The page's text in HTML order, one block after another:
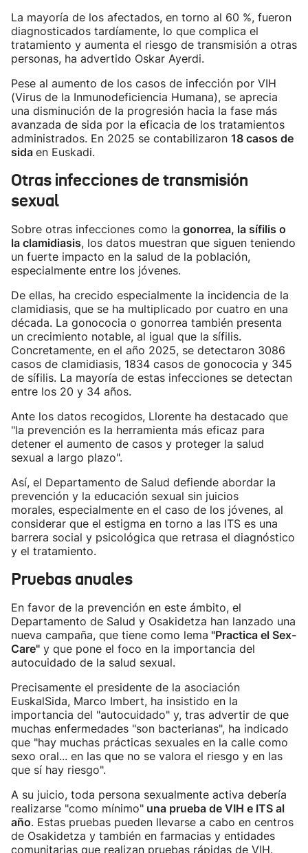
La mayoría de los afectados, en torno al 60 %, fueron
diagnosticados tardíamente, lo que complica el
tratamiento y aumenta el riesgo de transmisión a otras
personas, ha advertido Oskar Ayerdi.
Pese al aumento de los casos de infección por VIH
(Virus de la Inmunodeficiencia Humana), se aprecia
una disminución de la progresión hacia la fase más
avanzada de sida por la eficacia de los tratamientos
administrados. En 2025 se contabilizaron 18 casos de
sida en Euskadi.
Otras infecciones de transmisión
sexual
Sobre otras infecciones como la gonorrea, la sífilis o
la clamidiasis, los datos muestran que siguen teniendo
un fuerte impacto en la salud de la población,
especialmente entre los jóvenes.
De ellas, ha crecido especialmente la incidencia de la
clamidiasis, que se ha multiplicado por cuatro en una
década. La gonococia o gonorrea también presenta
un crecimiento notable, al igual que la sífilis.
Concretamente, en el año 2025, se detectaron 3086
casos de clamidiasis, 1834 casos de gonococia y 345
de sífilis. La mayoría de estas infecciones se detectan
entre los 20 y 34 años.
Ante los datos recogidos, Llorente ha destacado que
"la prevención es la herramienta más eficaz para
detener el aumento de casos y proteger la salud
sexual a largo plazo".
Así, el Departamento de Salud defiende abordar la
prevención y la educación sexual sin juicios
morales, especialmente en el caso de los jóvenes, al
considerar que el estigma en torno a las ITS es una
barrera social y psicológica que retrasa el diagnóstico
y el tratamiento.
Pruebas anuales
En favor de la prevención en este ámbito, el
Departamento de Salud y Osakidetza han lanzado una
nueva campaña, que tiene como lema "Practica el Sex-
Care" y que pone el foco en la importancia del
autocuidado de la salud sexual.
Precisamente el presidente de la asociación
EuskalSida, Marco Imbert, ha insistido en la
importancia del "autocuidado" y, tras advertir de que
muchas enfermedades "son bacterianas", ha indicado
que "hay muchas prácticas sexuales en la calle como
sexo oral... en las que no se valora el riesgo y en las
que sí hay riesgo".
A su juicio, toda persona sexualmente activa debería
realizarse "como mínimo" una prueba de VIH e ITS al
año. Estas pruebas pueden llevarse a cabo en centros
de Osakidetza y también en farmacias y entidades
comunitarias que realizan pruebas rápidas de VIH.